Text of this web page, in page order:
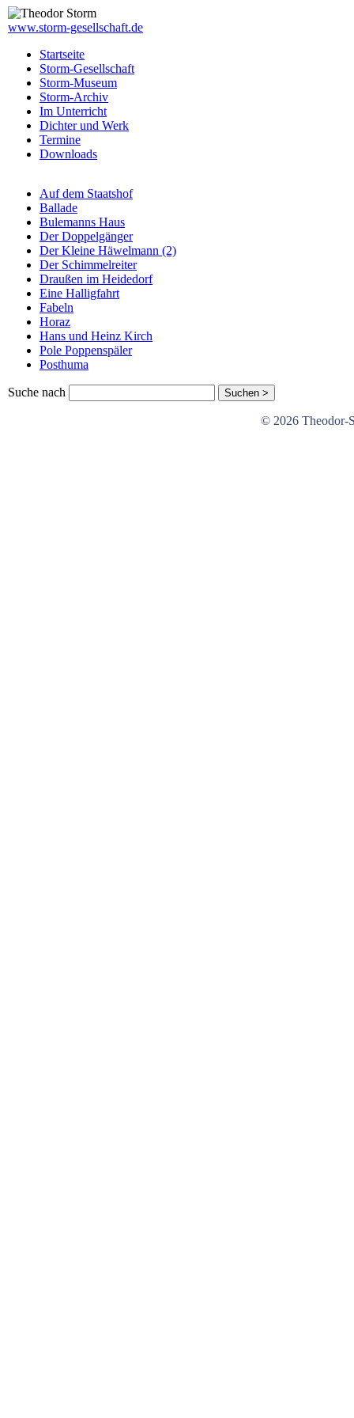
www.storm-gesellschaft.de
Startseite
Storm-Gesellschaft
Storm-Museum
Storm-Archiv
Im Unterricht
Dichter und Werk
Termine
Downloads
Auf dem Staatshof
Ballade
Bulemanns Haus
Der Doppelgänger
Der Kleine Häwelmann (2)
Der Schimmelreiter
Draußen im Heidedorf
Eine Halligfahrt
Fabeln
Horaz
Hans und Heinz Kirch
Pole Poppenspäler
Posthuma
Suche nach
© 2026 Theodor-